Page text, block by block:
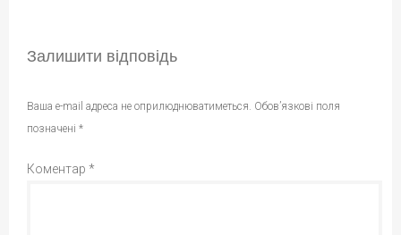
Залишити відповідь
Ваша e-mail адреса не оприлюднюватиметься. Обов’язкові поля
позначені *
Коментар *